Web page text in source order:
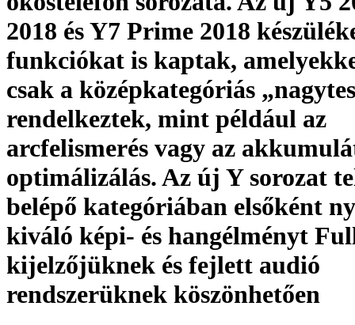
2018 és Y7 Prime 2018
funkciókat is kaptak,
csak a középkategóriás
rendelkeztek, mint például az
arcfelismerés vagy az
optimálizálás. Az új Y sorozat
belépő kategóriában elsőként
kiváló képi- és hangélményt
kijelzőjüknek és fejlett audió
rendszerüknek köszönhetően